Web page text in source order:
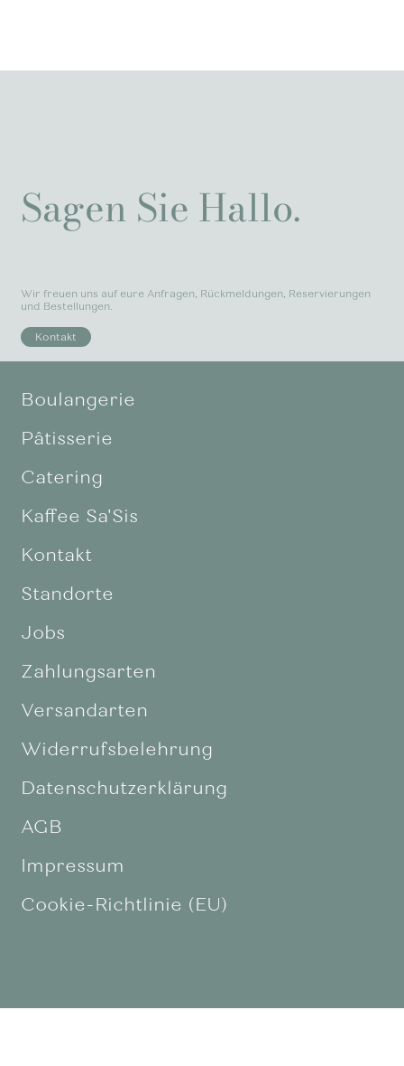
Sagen Sie Hallo.
Wir freuen uns auf eure Anfragen, Rückmeldungen, Reservierungen
und Bestellungen.
Kontakt
Boulangerie
Pâtisserie
Catering
Kaffee Sa'Sis
Kontakt
Standorte
Jobs
Zahlungsarten
Versandarten
Widerrufsbelehrung
Datenschutzerklärung
AGB
Impressum
Cookie-Richtlinie (EU)